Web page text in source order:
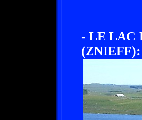
- LE LAC
(ZNIEFF):